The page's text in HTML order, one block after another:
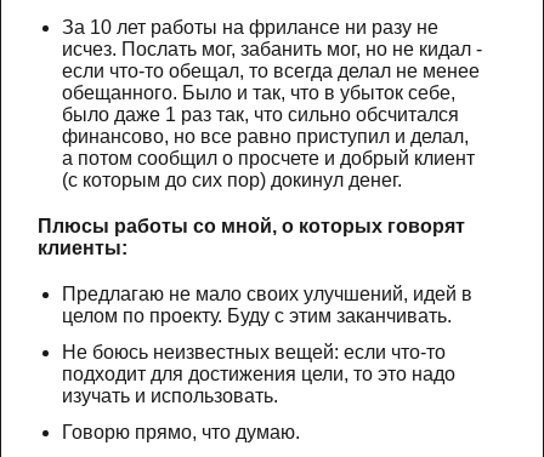
За 10 лет работы на фрилансе ни разу не
исчез. Послать мог, забанить мог, но не кидал -
если что-то обещал, то всегда делал не менее
обещанного. Было и так, что в убыток себе,
было даже 1 раз так, что сильно обсчитался
финансово, но все равно приступил и делал,
а потом сообщил о просчете и добрый клиент
(с которым до сих пор) докинул денег.
Плюсы работы со мной, о которых говорят
клиенты:
Предлагаю не мало своих улучшений, идей в
целом по проекту. Буду с этим заканчивать.
Не боюсь неизвестных вещей: если что-то
подходит для достижения цели, то это надо
изучать и использовать.
Говорю прямо, что думаю.